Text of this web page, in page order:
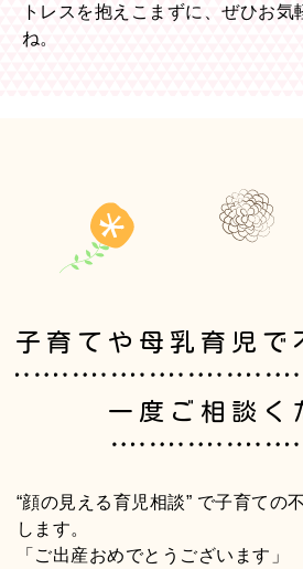
トレスを抱えこまずに、ぜひお気
ね。
子育てや母乳育児で
一度ご相談く
“顔の見える育児相談” で子育ての
します。
「ご出産おめでとうございます」